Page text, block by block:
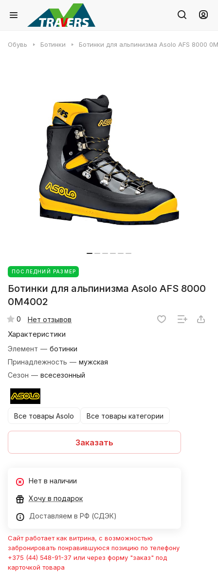
Обувь Ботинки Ботинки для альпинизма Asolo AFS 8000
ПОСЛЕДНИЙ РАЗМЕР
Ботинки для альпинизма Asolo AFS 8000
0M4002
0 Нет отзывов
Характеристики
Элемент — ботинки
Принадлежность — мужская
Сезон — всесезонный
Все товары Asolo Все товары категории
Заказать
Нет в наличии
Хочу в подарок
Доставляем в РФ (СДЭК)
Сайт работает как витрина, с возможностью
забронировать понравившуюся позицию по телефону
+375 (44) 548-91-37 или через форму "заказ" под
карточкой товара